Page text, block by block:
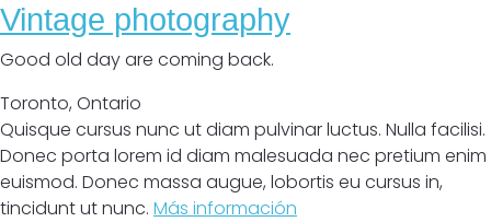
Vintage photography
Good old day are coming back.
Toronto, Ontario
Quisque cursus nunc ut diam pulvinar luctus. Nulla facilisi.
Donec porta lorem id diam malesuada nec pretium enim
euismod. Donec massa augue, lobortis eu cursus in,
tincidunt ut nunc. Más información